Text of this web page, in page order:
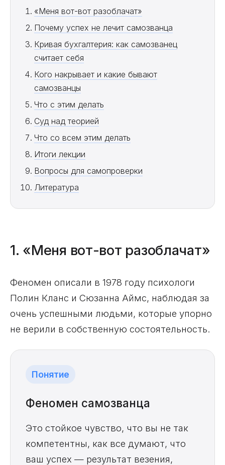
«Меня вот-вот разоблачат»
Почему успех не лечит самозванца
Кривая бухгалтерия: как самозванец
считает себя
Кого накрывает и какие бывают
самозванцы
Что с этим делать
Суд над теорией
Что со всем этим делать
Итоги лекции
Вопросы для самопроверки
Литература
1. «Меня вот-вот разоблачат»
Феномен описали в 1978 году психологи
Полин Кланс и Сюзанна Аймс, наблюдая за
очень успешными людьми, которые упорно
не верили в собственную состоятельность.
Понятие
Феномен самозванца
Это стойкое чувство, что вы не так
компетентны, как все думают, что
ваш успех — результат везения,